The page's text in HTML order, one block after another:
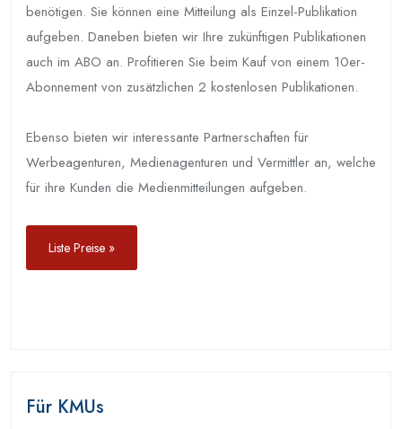
benötigen. Sie können eine Mitteilung als Einzel-Publikation
aufgeben. Daneben bieten wir Ihre zukünftigen Publikationen
auch im ABO an. Profitieren Sie beim Kauf von einem 10er-
Abonnement von zusätzlichen 2 kostenlosen Publikationen.
Ebenso bieten wir interessante Partnerschaften für
Werbeagenturen, Medienagenturen und Vermittler an, welche
für ihre Kunden die Medienmitteilungen aufgeben.
Liste Preise »
Für KMUs